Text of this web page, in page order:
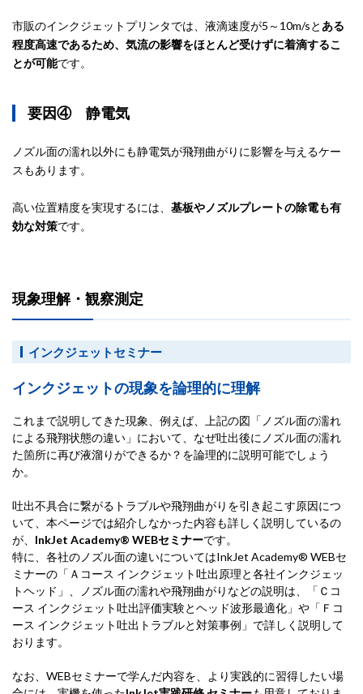
市販のインクジェットプリンタでは、液滴速度が5～10m/sと ある
程度高速であるため、気流の影響をほとんど受けずに着滴するこ
とが可能です。
要因④ 静電気
ノズル面の濡れ以外にも静電気が飛翔曲がりに影響を与えるケー
スもあります。
高い位置精度を実現するには、 基板やノズルプレートの除電も有
効な対策です。
現象理解・観察測定
インクジェットセミナー
インクジェットの現象を論理的に理解
これまで説明してきた現象、例えば、上記の図「ノズル面の濡れ
による飛翔状態の違い」において、なぜ吐出後にノズル面の濡れ
た箇所に再び液溜りができるか？を論理的に説明可能でしょう
か。
吐出不具合に繋がるトラブルや飛翔曲がりを引き起こす原因につ
いて、本ページでは紹介しなかった内容も詳しく説明しているの
が、 InkJet Academy® WEBセミナーです。
特に、各社のノズル面の違いについてはInkJet Academy® WEBセ
ミナーの「Ａコース インクジェット吐出原理と各社インクジェッ
トヘッド」、ノズル面の濡れや飛翔曲がりなどの説明は、「Ｃコ
ース インクジェット吐出評価実験とヘッド波形最適化」や「Ｆコ
ース インクジェット吐出トラブルと対策事例」で詳しく説明して
おります。
なお、WEBセミナーで学んだ内容を、より実践的に習得したい場